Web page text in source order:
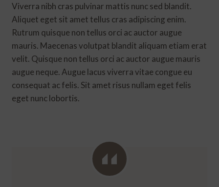
Viverra nibh cras pulvinar mattis nunc sed blandit.
Aliquet eget sit amet tellus cras adipiscing enim.
Rutrum quisque non tellus orci ac auctor augue
mauris. Maecenas volutpat blandit aliquam etiam erat
velit. Quisque non tellus orci ac auctor augue mauris
augue neque. Augue lacus viverra vitae congue eu
consequat ac felis. Sit amet risus nullam eget felis
eget nunc lobortis.